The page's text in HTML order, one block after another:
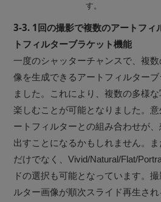
す。
3-3. 1回の撮影で複数のアートフィ
トフィルターブラケット機能
一度のシャッターチャンスで、複
像を生成できるアートフィルター
ました。これにより、複数の多様
楽しむことが可能となりました。
ートフィルターとの組み合わせが
出すことになるかもしれません。
だけでなく、Vivid/Natural/Flat/
ドの選択も可能となっています。
ルター画像が順次スライド再生さ